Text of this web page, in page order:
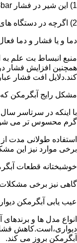
1) این شیر در فشار 3bar عمل کرده و حجم اضافی آب مدار گرمایش را تخلیه می کند.
2) اگرچه در دستگاه های حرارتی شیرهای اطمینان با افزایش فشار،
دما و یا فشار و دما
منبع انبساط بت علم
همچنین افزایش فشار
کند.دلایل افت فشار
مشکل رایج آبگرمکن که
با اینکه در سرتاسر
گرم محسوس تر می
استفاده طولانی مدت
برخی موارد نیز این
خوشبختانه قطعات
گاهی نیز برخی
عیب یابی آبگرمکن
انواع مدل ها و
دیواری،است.کاهش
آبگرمکن بروز می کند.